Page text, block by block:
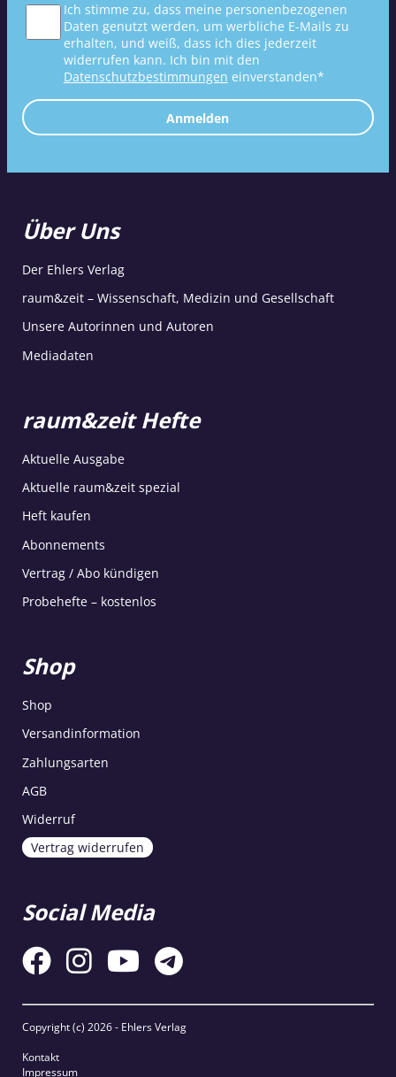
Ich stimme zu, dass meine personenbezogenen
Daten genutzt werden, um werbliche E-Mails zu
erhalten, und weiß, dass ich dies jederzeit
widerrufen kann. Ich bin mit den
Datenschutzbestimmungen einverstanden*
Anmelden
Über Uns
Der Ehlers Verlag
raum&zeit – Wissenschaft, Medizin und Gesellschaft
Unsere Autorinnen und Autoren
Mediadaten
raum&zeit Hefte
Aktuelle Ausgabe
Aktuelle raum&zeit spezial
Heft kaufen
Abonnements
Vertrag / Abo kündigen
Probehefte – kostenlos
Shop
Shop
Versandinformation
Zahlungsarten
AGB
Widerruf
Vertrag widerrufen
Social Media
Copyright (c) 2026 - Ehlers Verlag
Kontakt
Impressum